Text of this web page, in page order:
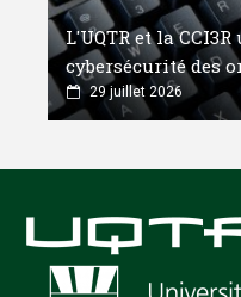
L'UQTR et la
cybersécurité des
29 juillet 2026